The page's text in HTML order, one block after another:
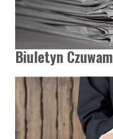
Biuletyn Czuwam